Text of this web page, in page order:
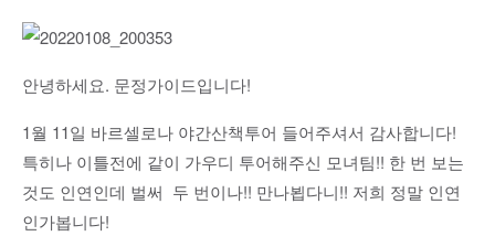
안녕하세요. 문정가이드입니다!
1월 11일 바르셀로나 야간산책투어 들어주셔서 감사합니다!
특히나 이틀전에 같이 가우디 투어해주신 모녀팀!! 한 번 보는
것도 인연인데 벌써 두 번이나!! 만나뵙다니!! 저희 정말 인연
인가봅니다!